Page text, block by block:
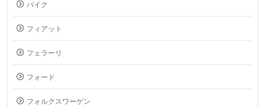
バイク
フィアット
フェラーリ
フォード
フォルクスワーゲン